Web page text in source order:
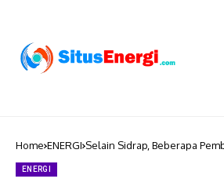
Home ENERGI Selain Sidrap, Beberapa
ENERGI